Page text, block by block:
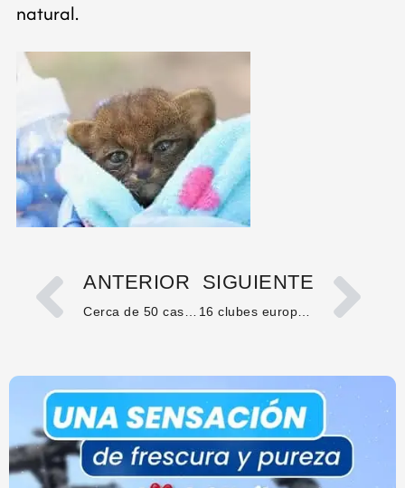
natural.
ANTERIOR
Cerca de 50 casos de abigeato y carneo afectan al sector ganadero en Huila durante 2025
SIGUIENTE
16 clubes europeos envían ojeadores para ver a Cristiano Ronaldo Jr. en torneo en Croacia